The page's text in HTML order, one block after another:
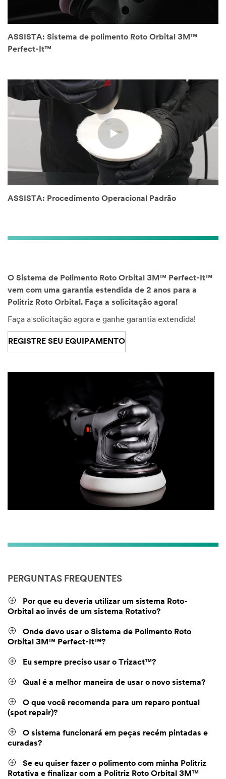
ASSISTA: Sistema de polimento Roto Orbital 3M™
Perfect-It™
ASSISTA: Procedimento Operacional Padrão
O Sistema de Polimento Roto Orbital 3M™ Perfect-It™
vem com uma garantia estendida de 2 anos para a
Politriz Roto Orbital. Faça a solicitação agora!
Faça a solicitação agora e ganhe garantia extendida!
REGISTRE SEU EQUIPAMENTO
PERGUNTAS FREQUENTES
Por que eu deveria utilizar um sistema Roto-
Orbital ao invés de um sistema Rotativo?
Onde devo usar o Sistema de Polimento Roto
Orbital 3M™ Perfect-It™?
Eu sempre preciso usar o Trizact™?
Qual é a melhor maneira de usar o novo sistema?
O que você recomenda para um reparo pontual
(spot repair)?
O sistema funcionará em peças recém pintadas e
curadas?
Se eu quiser fazer o polimento com minha Politriz
Rotativa e finalizar com a Politriz Roto Orbital 3M™